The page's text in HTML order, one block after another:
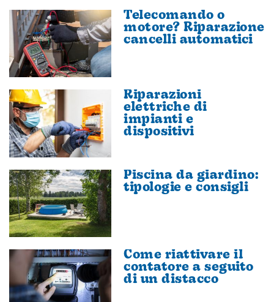
Telecomando o
motore? Riparazione
cancelli automatici
Riparazioni
elettriche di
impianti e
dispositivi
Piscina da giardino:
tipologie e consigli
Come riattivare il
contatore a seguito
di un distacco